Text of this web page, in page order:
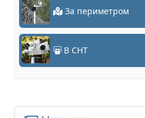
За периметром
В СНТ